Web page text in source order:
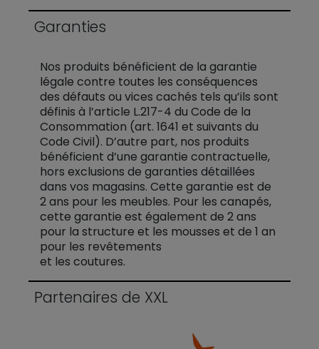
Garanties
Nos produits bénéficient de la garantie
légale contre toutes les conséquences
des défauts ou vices cachés tels qu’ils sont
définis à l’article L.217-4 du Code de la
Consommation (art. 1641 et suivants du
Code Civil). D’autre part, nos produits
bénéficient d’une garantie contractuelle,
hors exclusions de garanties détaillées
dans vos magasins. Cette garantie est de
2 ans pour les meubles. Pour les canapés,
cette garantie est également de 2 ans
pour la structure et les mousses et de 1 an
pour les revêtements
et les coutures.
Partenaires de XXL